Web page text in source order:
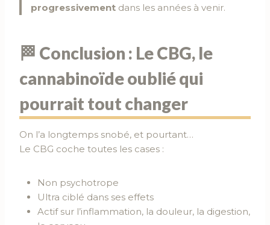
progressivement dans les années à venir.
🏁 Conclusion : Le CBG, le
cannabinoïde oublié qui
pourrait tout changer
On l’a longtemps snobé, et pourtant…
Le CBG coche toutes les cases :
Non psychotrope
Ultra ciblé dans ses effets
Actif sur l’inflammation, la douleur, la digestion,